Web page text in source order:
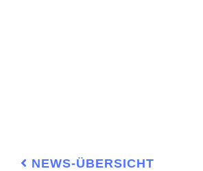
NEWS-ÜBERSICHT